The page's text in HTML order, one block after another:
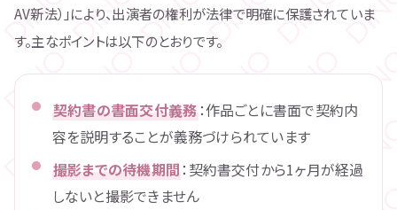
AV新法）」により、出演者の権利が法律で明確に保護されていま
す。主なポイントは以下のとおりです。
契約書の書面交付義務 ：作品ごとに書面で契約内
容を説明することが義務づけられています
撮影までの待機期間 ：契約書交付から1ヶ月が経過
しないと撮影できません